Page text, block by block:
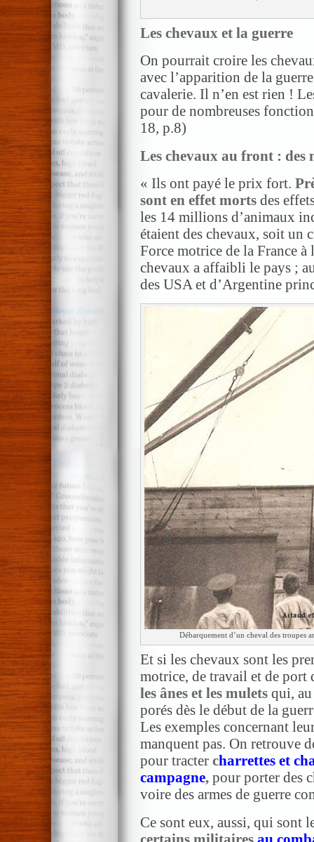
Les chevaux et la guerre
On pourrait croire les
avec l’apparition de la
cavalerie. Il n’en est rien !
pour de nombreuses
18, p.8)
Les chevaux au front : des
« Ils ont payé le prix fort.
sont en effet morts des
les 14 millions d’ani­maux
étaient des chevaux, soit un
Force motrice de la Fran­ce
chevaux a affaibli le pays ;
des USA et d’Argentine
Débarquement d’un cheval des troupes
Et si les chevaux sont les
motrice, de travail et de port
les ânes et les mulets qui,
porés dès le début de la
Les exemples con­cernant
manquent pas. On retrouve
pour tracter charrettes et
campagne, pour porter des
voire des armes de guerre
Ce sont eux, aus­si, qui sont
cer­tains militaires au